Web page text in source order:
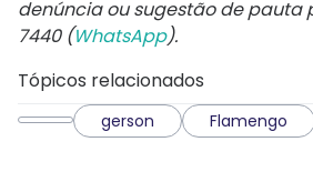
denúncia ou sugestão de pauta
7440 (WhatsApp).
Tópicos relacionados
gerson Flamengo